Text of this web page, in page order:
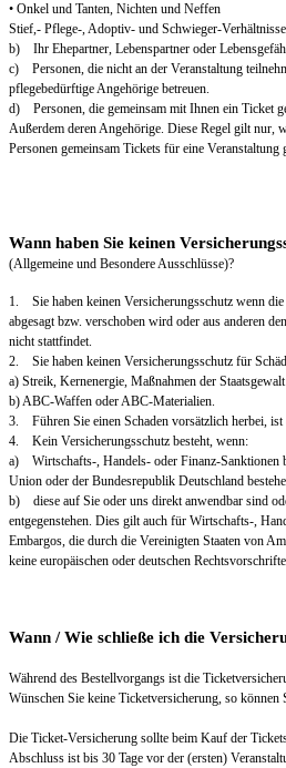
• Onkel und Tanten, Nichten und Neffen
Stief,- Pflege-, Adoptiv- und Schwieger-
b) Ihr Ehepartner, Lebenspartner oder
c) Personen, die nicht an der Veranstaltung
pflegebedürftige Angehörige betreuen.
d) Personen, die gemeinsam mit Ihnen ein Ticket
Außerdem deren Angehörige. Diese Regel gilt nur,
Personen gemeinsam Tickets für eine Veranstaltung
Wann haben Sie keinen
(Allgemeine und Besondere Ausschlüsse)?
1. Sie haben keinen Versicherungsschutz wenn
abgesagt bzw. verschoben wird oder aus anderen
nicht stattfindet.
2. Sie haben keinen Versicherungsschutz für
a) Streik, Kernenergie, Maßnahmen der
b) ABC-Waffen oder ABC-Materialien.
3. Führen Sie einen Schaden vorsätzlich herbei, ist
4. Kein Versicherungsschutz besteht, wenn:
a) Wirtschafts-, Handels- oder Finanz-Sanktionen
Union oder der Bundesrepublik Deutschland
b) diese auf Sie oder uns direkt anwendbar sind
entgegenstehen. Dies gilt auch für Wirtschafts-,
Embargos, die durch die Vereinigten Staaten von
keine europäischen oder deutschen
Wann / Wie schließe ich die
Während des Bestellvorgangs ist die
Wünschen Sie keine Ticketversicherung, so können
Die Ticket-Versicherung sollte beim Kauf der
Abschluss ist bis 30 Tage vor der (ersten)